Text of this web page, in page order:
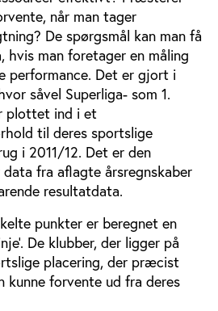
når man tager
De spørgsmål kan man få
man foretager en måling
performance. Det er gjort i
såvel Superliga- som 1.
plottet ind i et
til deres sportslige
i 2011/12. Det er den
fra aflagte årsregnskaber
resultatdata.
punkter er beregnet en
De klubber, der ligger på
placering, der præcist
kunne forvente ud fra deres